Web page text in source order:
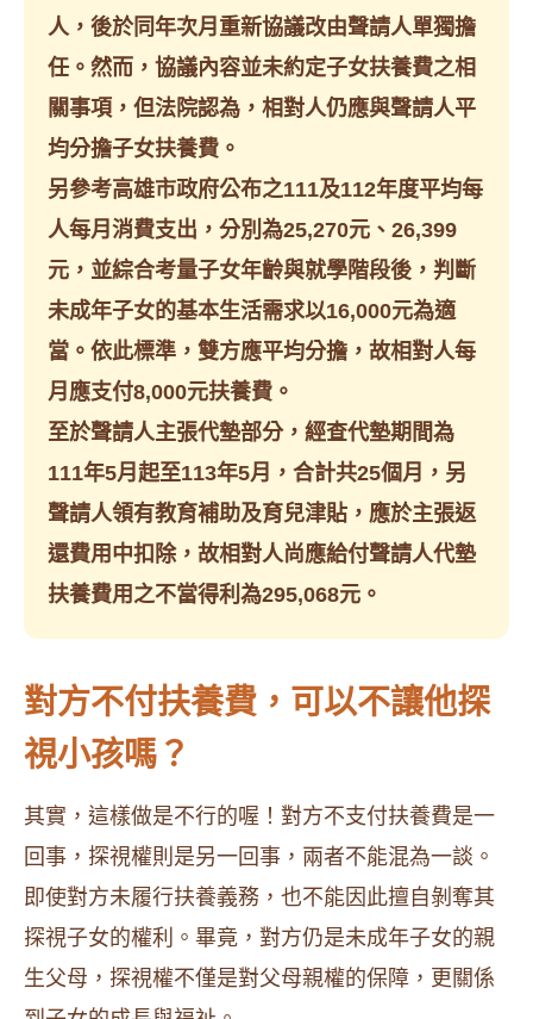
人，後於同年次月重新協議改由聲請人單獨擔
任。然而，協議內容並未約定子女扶養費之相
關事項，但法院認為，相對人仍應與聲請人平
均分擔子女扶養費。
另參考高雄市政府公布之111及112年度平均每
人每月消費支出，分別為25,270元、26,399
元，並綜合考量子女年齡與就學階段後，判斷
未成年子女的基本生活需求以16,000元為適
當。依此標準，雙方應平均分擔，故相對人每
月應支付8,000元扶養費。
至於聲請人主張代墊部分，經查代墊期間為
111年5月起至113年5月，合計共25個月，另
聲請人領有教育補助及育兒津貼，應於主張返
還費用中扣除，故相對人尚應給付聲請人代墊
扶養費用之不當得利為295,068元。
對方不付扶養費，可以不讓他探
視小孩嗎？
其實，這樣做是不行的喔！對方不支付扶養費是一
回事，探視權則是另一回事，兩者不能混為一談。
即使對方未履行扶養義務，也不能因此擅自剝奪其
探視子女的權利。畢竟，對方仍是未成年子女的親
生父母，探視權不僅是對父母親權的保障，更關係